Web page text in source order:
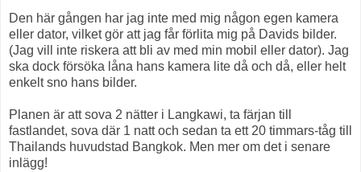
Den här gången har jag inte med mig någon egen kamera
eller dator, vilket gör att jag får förlita mig på Davids bilder.
(Jag vill inte riskera att bli av med min mobil eller dator). Jag
ska dock försöka låna hans kamera lite då och då, eller helt
enkelt sno hans bilder.
Planen är att sova 2 nätter i Langkawi, ta färjan till
fastlandet, sova där 1 natt och sedan ta ett 20 timmars-tåg till
Thailands huvudstad Bangkok. Men mer om det i senare
inlägg!